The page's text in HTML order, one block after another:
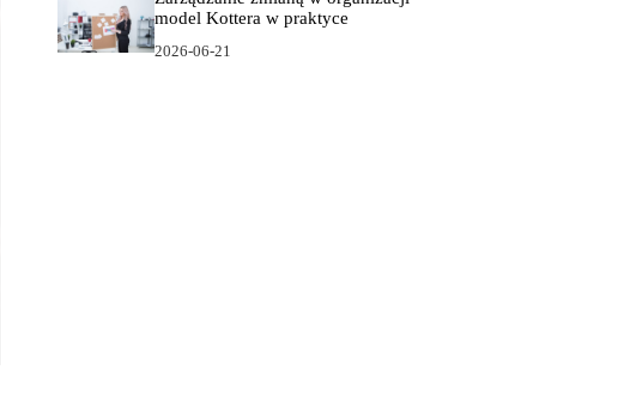
model Kottera w praktyce
2026-06-21